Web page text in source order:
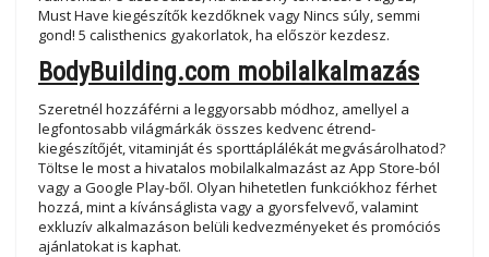
Must Have kiegészítők kezdőknek vagy Nincs súly, semmi
gond! 5 calisthenics gyakorlatok, ha először kezdesz.
BodyBuilding.com mobilalkalmazás
Szeretnél hozzáférni a leggyorsabb módhoz, amellyel a
legfontosabb világmárkák összes kedvenc étrend-
kiegészítőjét, vitaminját és sporttáplálékát megvásárolhatod?
Töltse le most a hivatalos mobilalkalmazást az App Store-ból
vagy a Google Play-ből. Olyan hihetetlen funkciókhoz férhet
hozzá, mint a kívánságlista vagy a gyorsfelvevő, valamint
exkluzív alkalmazáson belüli kedvezményeket és promóciós
ajánlatokat is kaphat.